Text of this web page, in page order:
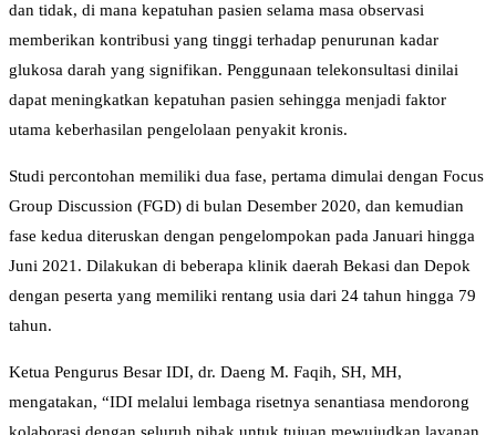
dan tidak, di mana kepatuhan pasien selama masa observasi
memberikan kontribusi yang tinggi terhadap penurunan kadar
glukosa darah yang signifikan. Penggunaan telekonsultasi dinilai
dapat meningkatkan kepatuhan pasien sehingga menjadi faktor
utama keberhasilan pengelolaan penyakit kronis.
Studi percontohan memiliki dua fase, pertama dimulai dengan Focus
Group Discussion (FGD) di bulan Desember 2020, dan kemudian
fase kedua diteruskan dengan pengelompokan pada Januari hingga
Juni 2021. Dilakukan di beberapa klinik daerah Bekasi dan Depok
dengan peserta yang memiliki rentang usia dari 24 tahun hingga 79
tahun.
Ketua Pengurus Besar IDI, dr. Daeng M. Faqih, SH, MH,
mengatakan, “IDI melalui lembaga risetnya senantiasa mendorong